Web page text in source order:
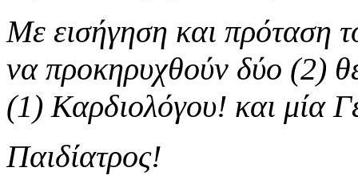
Με εισήγηση και πρόταση
να προκηρυχθούν δύο (2)
(1) Καρδιολόγου! και μία
Παιδίατρος!